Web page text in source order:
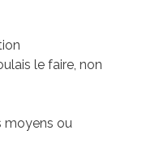
le faire, non
moyens ou